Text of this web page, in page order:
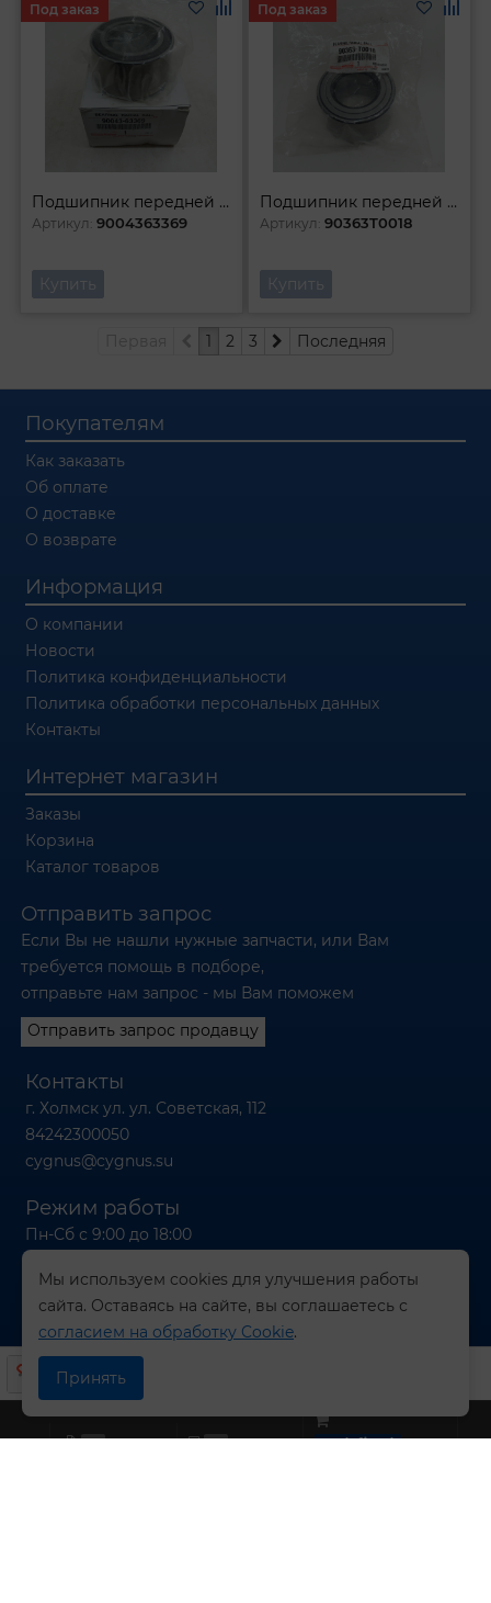
Подшипник передней ступицы
Артикул:9004363369
Под заказ
Купить
Подшипник передней ступицы
Артикул:90363T0018
Под заказ
Купить
1 2 3 Последняя
Покупателям
Как заказать
Об оплате
О доставке
О возврате
Информация
О компании
Новости
Политика конфиденциальности
Политика обработки персональных данных
Контакты
Интернет магазин
Заказы
Корзина
Каталог товаров
Отправить запрос
Если Вы не нашли нужные запчасти, или Вам
требуется помощь в подборе,
отправьте нам запрос - мы Вам поможем
Отправить запрос продавцу
Контакты
г. Холмск ул. ул. Советская, 112
84242300050
cygnus@cygnus.su
Режим работы
Пн-Сб с 9:00 до 18:00
0 0 undefined
Мы используем cookies для улучшения работы
сайта. Оставаясь на сайте, вы соглашаетесь с
согласием на обработку Cookie.
Принять